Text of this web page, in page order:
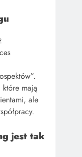
mają
ale
jest tak